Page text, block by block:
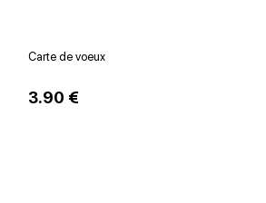
Carte de voeux
3.90 €